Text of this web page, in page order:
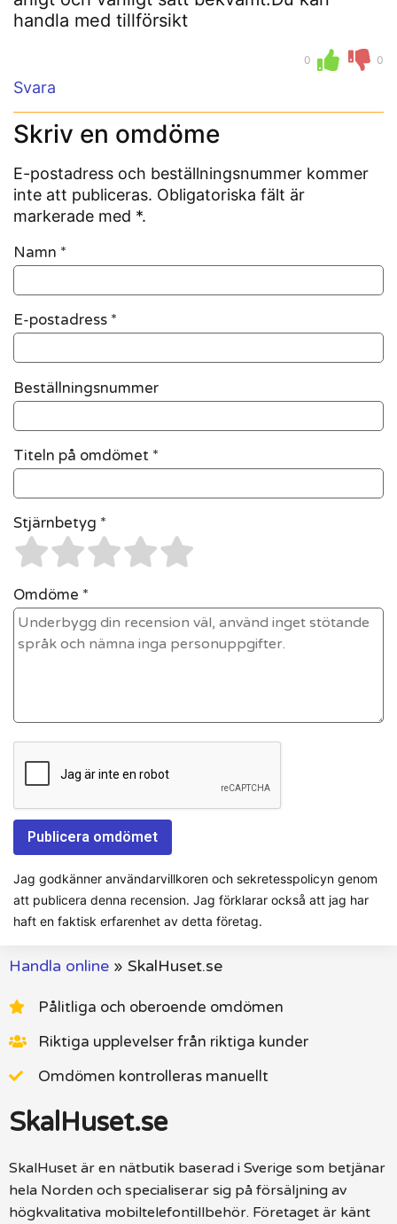
handla med tillförsikt
0 0
Svara
Skriv en omdöme
E-postadress och beställningsnummer kommer
inte att publiceras. Obligatoriska fält är
markerade med *.
Namn *
E-postadress *
Beställningsnummer
Titeln på omdömet *
Stjärnbetyg *
Omdöme *
Jag godkänner användarvillkoren och sekretesspolicyn genom
att publicera denna recension. Jag förklarar också att jag har
haft en faktisk erfarenhet av detta företag.
Handla online » SkalHuset.se
Pålitliga och oberoende omdömen
Riktiga upplevelser från riktiga kunder
Omdömen kontrolleras manuellt
SkalHuset.se
SkalHuset är en nätbutik baserad i Sverige som betjänar
hela Norden och specialiserar sig på försäljning av
högkvalitativa mobiltelefontillbehör. Företaget är känt